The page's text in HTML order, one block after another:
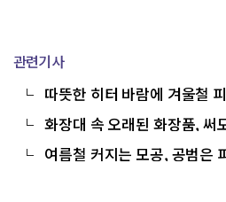
관련기사
따뜻한 히터 바람에 겨울철
화장대 속 오래된 화장품, 써
여름철 커지는 모공, 공범은